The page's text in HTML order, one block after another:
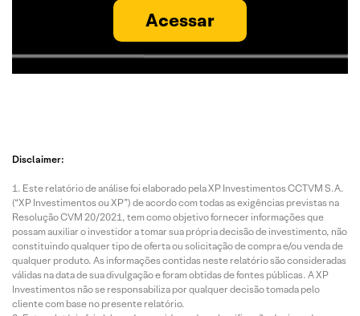
Acessar
Disclaimer:
Este relatório de análise foi elaborado pela XP Investimentos CCTVM S.A.
(“XP Investimentos ou XP”) de acordo com todas as exigências previstas na
Resolução CVM 20/2021, tem como objetivo fornecer informações que
possam auxiliar o investidor a tomar sua própria decisão de investimento, não
constituindo qualquer tipo de oferta ou solicitação de compra e/ou venda de
qualquer produto. As informações contidas neste relatório são consideradas
válidas na data de sua divulgação e foram obtidas de fontes públicas. A XP
Investimentos não se responsabiliza por qualquer decisão tomada pelo
cliente com base no presente relatório.